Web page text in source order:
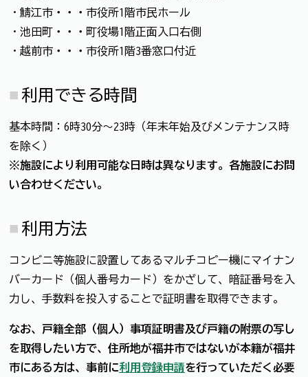
・鯖江市 ・・・ 市役所1階市民ホール
・池田町 ・・・ 町役場1階正面入口右側
・越前市 ・・・ 市役所1階3番窓口付近
利用できる時間
基本時間：6時30分～23時（年末年始及びメンテナンス時
を除く）
※施設により利用可能な日時は異なります。各施設にお問
い合わせください。
利用方法
コンビニ等施設に設置してあるマルチコピー機にマイナン
バーカード（個人番号カード）をかざして、暗証番号を入
力し、手数料を投入することで証明書を取得できます。
なお、戸籍全部（個人）事項証明書及び戸籍の附票の写し
を取得したい方で、住所地が福井市ではないが本籍が福井
市にある方は、事前に利用登録申請を行っていただく必要